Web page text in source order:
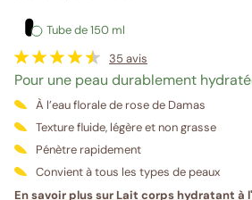
Tube de 150 ml
35 avis
Pour une peau durablement
À l’eau florale de rose de Damas
Texture fluide, légère et non grasse
Pénètre rapidement
Convient à tous les types de peaux
En savoir plus sur Lait corps hydratant à